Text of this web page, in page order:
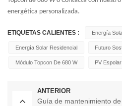
energética personalizada.
ETIQUETAS CALIENTES : Energía
Energía Solar Residencial Futuro
Módulo Topcon De 680 W PV Espolar
ANTERIOR
Guía de mantenimiento